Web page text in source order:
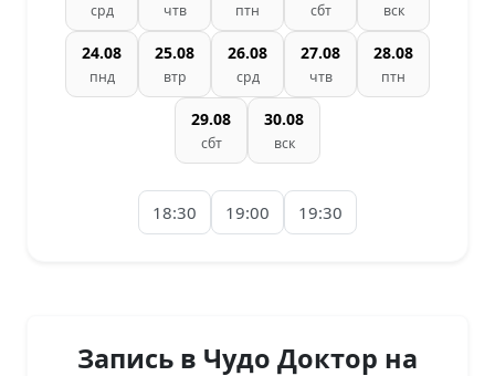
срд чтв птн сбт вск
24.08
пнд
25.08
втр
26.08
срд
27.08
чтв
28.08
птн
29.08
сбт
30.08
вск
18:30 19:00 19:30
Запись в Чудо Доктор на